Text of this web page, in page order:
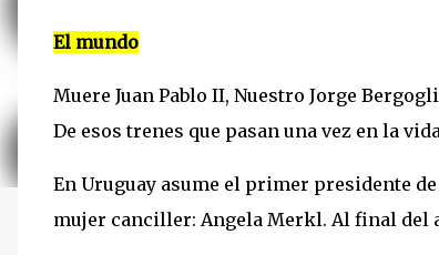
El mundo
Muere Juan Pablo II, Nuestro Jorge
De esos trenes que pasan una vez en la
En Uruguay asume el primer presidente
mujer canciller: Angela Merkl. Al final del